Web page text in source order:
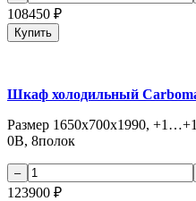
108450 ₽
Купить
Шкаф холодильный
Размер 1650х700х1990,
0В, 8полок
123900 ₽